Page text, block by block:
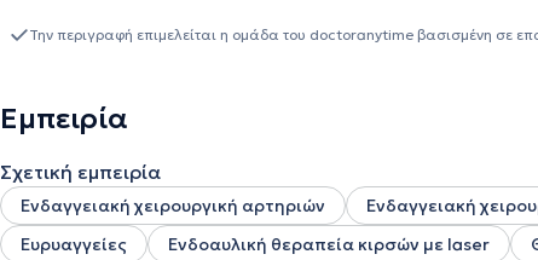
ξεκίνησε να εργάζεται ως επιμελητής της Αγγειοχειρουργικής
Κλινικής στο ίδιο Νοσοκομείο. Προσφέρει αξιόπιστες
ιατρείο με άρτια ενημερωμένο προσωπικό. Αποσκοπεί δε στη
τη θεραπεία απλούστερη, ανώδυνη και ασφαλέστερη.
Την περιγραφή επιμελείται η ομάδα του doctoranytime βασισμένη σε
Εμπειρία
Σχετική εμπειρία
Ενδαγγειακή χειρουργική αρτηριών Ενδαγγειακή
Ευρυαγγείες
Ενδοαυλική θεραπεία κιρσών με laser